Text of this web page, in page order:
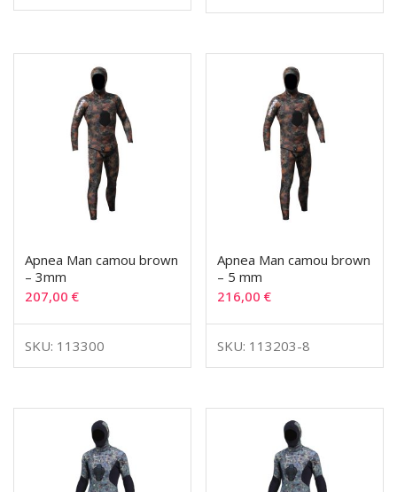
Apnea Man camou brown
– 3mm
207,00 €
SKU: 113300
Apnea Man camou brown
– 5 mm
216,00€
SKU: 113203-8